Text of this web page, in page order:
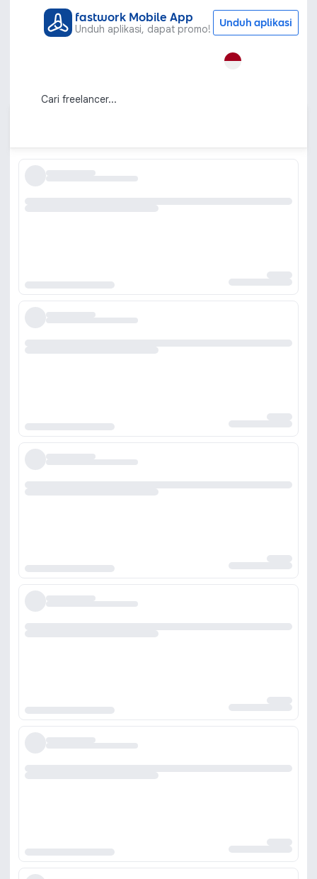
fastwork Mobile App
Unduh aplikasi, dapat promo! Unduh aplikasi
Tutor Akuntansi
Akuntansi Berpengalaman